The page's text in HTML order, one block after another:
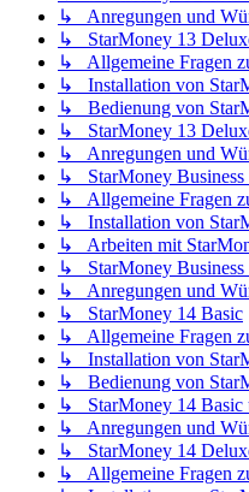
↳ Anregungen und
↳ StarMoney 13
↳ Allgemeine Fragen
↳ Installation von
↳ Bedienung von
↳ StarMoney 13
↳ Anregungen und
↳ StarMoney Business
↳ Allgemeine Fragen
↳ Installation von
↳ Arbeiten mit
↳ StarMoney Business
↳ Anregungen und
↳ StarMoney 14 Basic
↳ Allgemeine Fragen
↳ Installation von
↳ Bedienung von
↳ StarMoney 14 Basic
↳ Anregungen und
↳ StarMoney 14
↳ Allgemeine Fragen